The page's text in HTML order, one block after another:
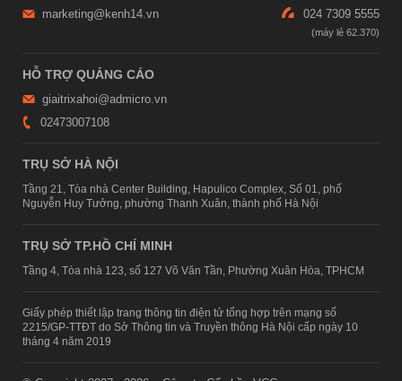
marketing@kenh14.vn 024 7309 5555
HỖ TRỢ QUẢNG CÁO
giaitrixahoi@admicro.vn
02473007108
TRỤ SỞ HÀ NỘI
Tầng 21, Tòa nhà Center Building, Hapulico Complex, Số 01, phố
Nguyễn Huy Tưởng, phường Thanh Xuân, thành phố Hà Nội
TRỤ SỞ TP.HỒ CHÍ MINH
Tầng 4, Tòa nhà 123, số 127 Võ Văn Tần, Phường Xuân Hòa, TPHCM
Giấy phép thiết lập trang thông tin điện tử tổng hợp trên mạng số
2215/GP-TTĐT do Sở Thông tin và Truyền thông Hà Nội cấp ngày 10
tháng 4 năm 2019